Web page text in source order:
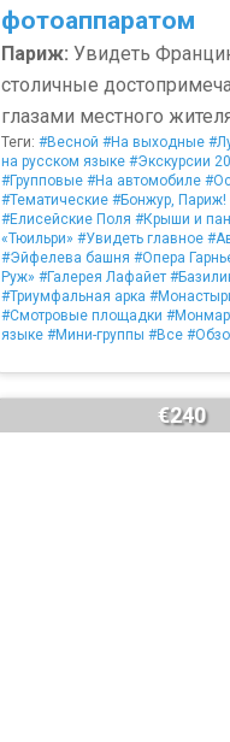
фотоаппаратом
Париж: Увидеть
столичные
глазами местного
Теги: #Весной #На выходные
на русском языке #Экскурсии
#Групповые #На автомобиле
#Тематические #Бонжур, Париж!
#Елисейские Поля #Крыши и
«Тюильри» #Увидеть главное
#Эйфелева башня #Опера
Руж» #Галерея Лафайет
#Триумфальная арка
#Смотровые площадки
языке #Мини-группы #Все
€240